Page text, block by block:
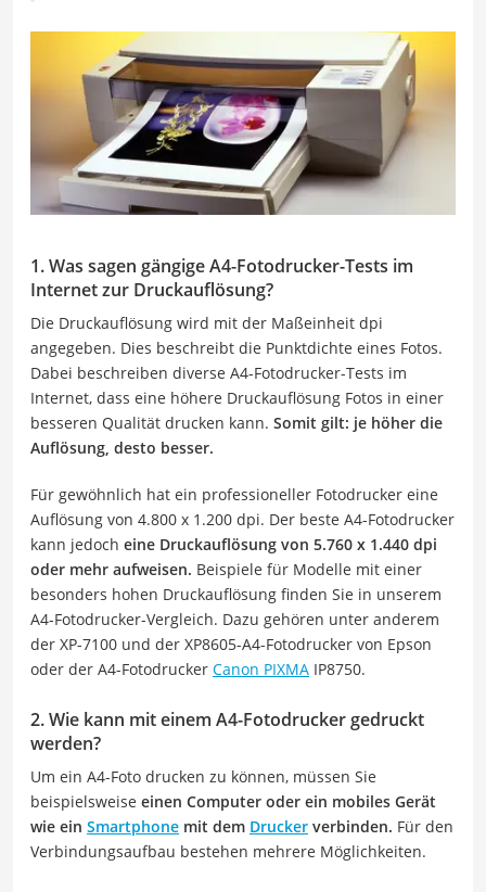
1. Was sagen gängige A4-Fotodrucker-Tests im
Internet zur Druckauflösung?
Die Druckauflösung wird mit der Maßeinheit dpi
angegeben. Dies beschreibt die Punktdichte eines Fotos.
Dabei beschreiben diverse A4-Fotodrucker-Tests im
Internet, dass eine höhere Druckauflösung Fotos in einer
besseren Qualität drucken kann. Somit gilt: je höher die
Auflösung, desto besser.
Für gewöhnlich hat ein professioneller Fotodrucker eine
Auflösung von 4.800 x 1.200 dpi. Der beste A4-Fotodrucker
kann jedoch eine Druckauflösung von 5.760 x 1.440 dpi
oder mehr aufweisen. Beispiele für Modelle mit einer
besonders hohen Druckauflösung finden Sie in unserem
A4-Fotodrucker-Vergleich. Dazu gehören unter anderem
der XP-7100 und der XP8605-A4-Fotodrucker von Epson
oder der A4-Fotodrucker Canon PIXMA IP8750.
2. Wie kann mit einem A4-Fotodrucker gedruckt
werden?
Um ein A4-Foto drucken zu können, müssen Sie
beispielsweise einen Computer oder ein mobiles Gerät
wie ein Smartphone mit dem Drucker verbinden. Für den
Verbindungsaufbau bestehen mehrere Möglichkeiten.